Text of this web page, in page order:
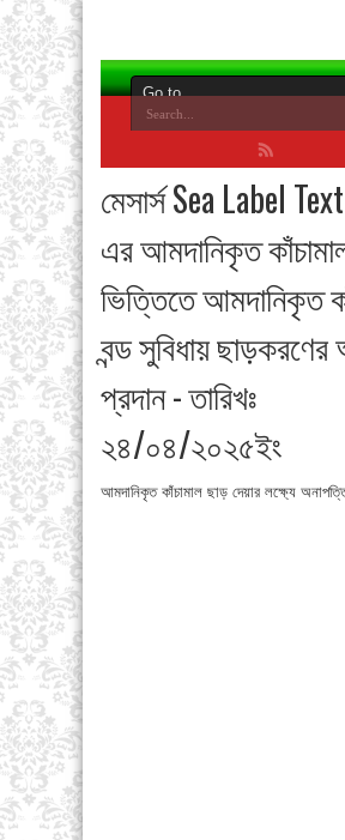
মেসার্স Sea Label
এর আমদানিকৃত
ভিত্তিতে আমদানিকৃত
বন্ড সুবিধায়
প্রদান - তারিখঃ
২৪/০৪/২০২৫ইং
আমদানিকৃত কাঁচামাল ছাড় দেয়ার লক্ষ্যে